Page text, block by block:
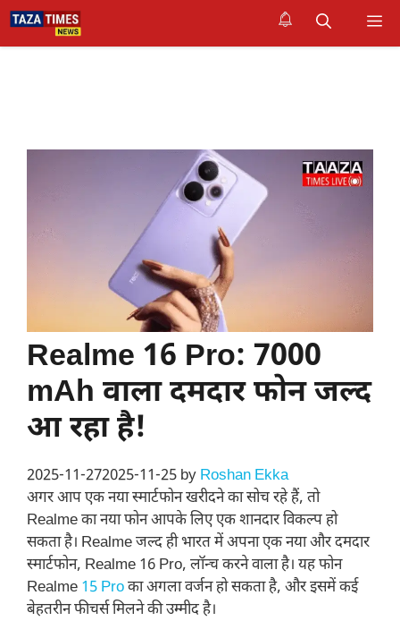
Skip
to
Realme 16 Pro: 7000
mAh वाला दमदार फोन जल्द
आ रहा है!
2025-11-272025-11-25 by Roshan Ekka
अगर आप एक नया स्मार्टफोन खरीदने का सोच रहे हैं, तो
Realme का नया फोन आपके लिए एक शानदार विकल्प हो
सकता है। Realme जल्द ही भारत में अपना एक नया और दमदार
स्मार्टफोन, Realme 16 Pro, लॉन्च करने वाला है। यह फोन
Realme 15 Proका अगला वर्जन हो सकता है, और इसमें कई
बेहतरीन फीचर्स मिलने की उम्मीद है।